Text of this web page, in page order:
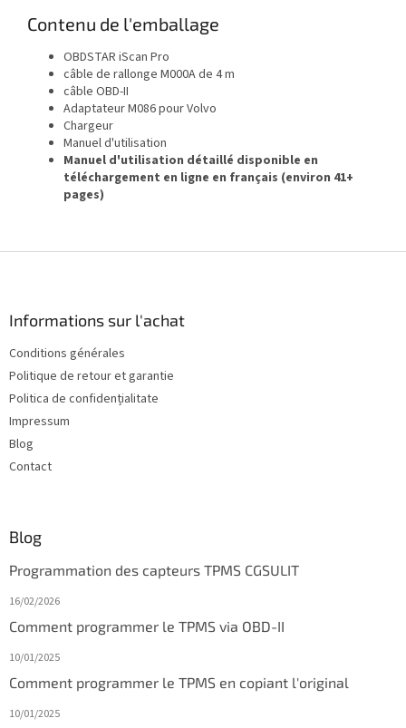
Contenu de l'emballage
OBDSTAR iScan Pro
câble de rallonge M000A de 4 m
câble OBD-II
Adaptateur M086 pour Volvo
Chargeur
Manuel d'utilisation
Manuel d'utilisation détaillé disponible en
téléchargement en ligne en français (environ 41+
pages)
p
Informations sur l'achat
Conditions générales
Politique de retour et garantie
Politica de confidențialitate
Impressum
Blog
Contact
Blog
Programmation des capteurs TPMS CGSULIT
16/02/2026
Comment programmer le TPMS via OBD-II
10/01/2025
Comment programmer le TPMS en copiant l'original
10/01/2025